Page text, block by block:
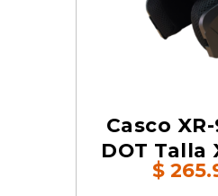
Casco XR-
DOT Talla
$